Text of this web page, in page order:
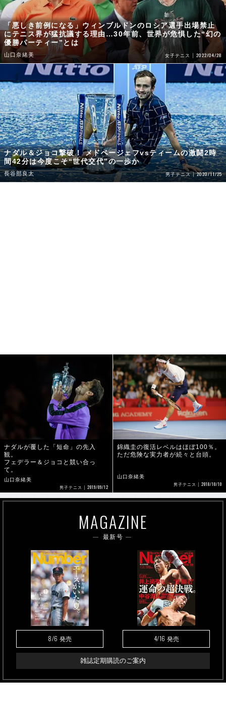
「悪しき前例になる」ウィンブルドンのロシア選手出場禁止
にテニス界が猛抗議する理由…30年前、世界が危惧した“幻の
優勝パーティー”とは
山口奈緒美 女子テニス 2022/04/28
ナダル＆ジョコ撃破！ メドベージェフvsティームの激闘2時
間42分は今度こそ“世代交代”の一歩か
長谷部良太 男子テニス 2020/11/25
ナダルが覆した「短命」の先入
観。
フェデラー＆ジョコと競い合っ
て。
山口奈緒美
男子テニス 2019/09/12
錦織圭の復活レベルはほぼ100％。
ただ危険な実力者が続々と台頭。
山口奈緒美
男子テニス 2018/10/10
MAGAZINE
最新号
8/6 発売 4/16 発売
雑誌定期購読のご案内